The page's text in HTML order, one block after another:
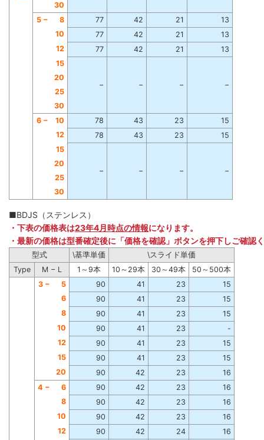
30
5 −
8 77 42 21
13
10
77 42 21
13
12
77 42 21
13
15
− − − −
20
25
30
6 −
10 78 43 23
15
12
78 43 23
15
15
− − − −
20
25
30
■BDJS（ステンレス）
・下表の価格表は23年4月時点の情報になります。
・最新の価格は型番確定後に「価格を確認」ボタンを押下しご確認
型式 \基準単価
\スライド単価
Type
M − L 1～9本 10～29本 30～49本 50～500本
3 − 5 90 41 23
15
6
90 41 23
15
8
90 41 23
15
10
90 41 23
-
12
90 41 23
15
15
90 41 23
15
20
90 42 23
16
4 −
6 90 42 23
16
8
90 42 23
16
10
90 42 23
16
12
90 42 24
16